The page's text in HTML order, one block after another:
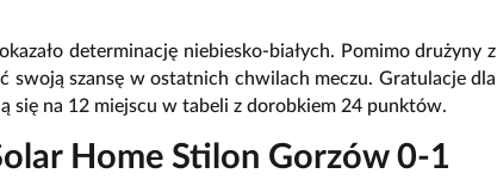
determinację niebiesko-białych. Pomimo drużyny z
szansę w ostatnich chwilach meczu. Gratulacje dla
się na 12 miejscu w tabeli z dorobkiem 24 punktów.
Home Stilon Gorzów 0-1